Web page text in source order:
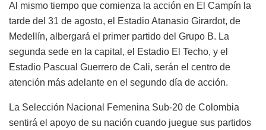
Al mismo tiempo que comienza la acción en El Campín la
tarde del 31 de agosto, el Estadio Atanasio Girardot, de
Medellín, albergará el primer partido del Grupo B. La
segunda sede en la capital, el Estadio El Techo, y el
Estadio Pascual Guerrero de Cali, serán el centro de
atención más adelante en el segundo día de acción.
La Selección Nacional Femenina Sub-20 de Colombia
sentirá el apoyo de su nación cuando juegue sus partidos